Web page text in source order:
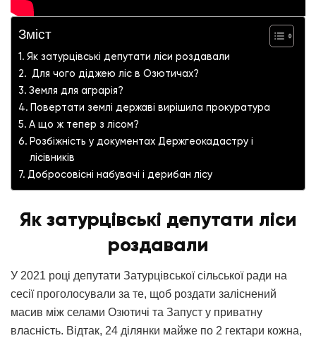
Зміст
Як затурцівські депутати ліси роздавали
Для чого діджею ліс в Озютичах?
Земля для аграрія?
Повертати землі державі вирішила прокуратура
А що ж тепер з лісом?
Розбіжність у документах Держгеокадастру і
лісівників
Добросовісні набувачі і дерибан лісу
Як затурцівські депутати ліси
роздавали
У 2021 році депутати Затурцівської сільської ради на
сесії проголосували за те, щоб роздати заліснений
масив між селами Озютичі та Запуст у приватну
власність. Відтак, 24 ділянки майже по 2 гектари кожна,